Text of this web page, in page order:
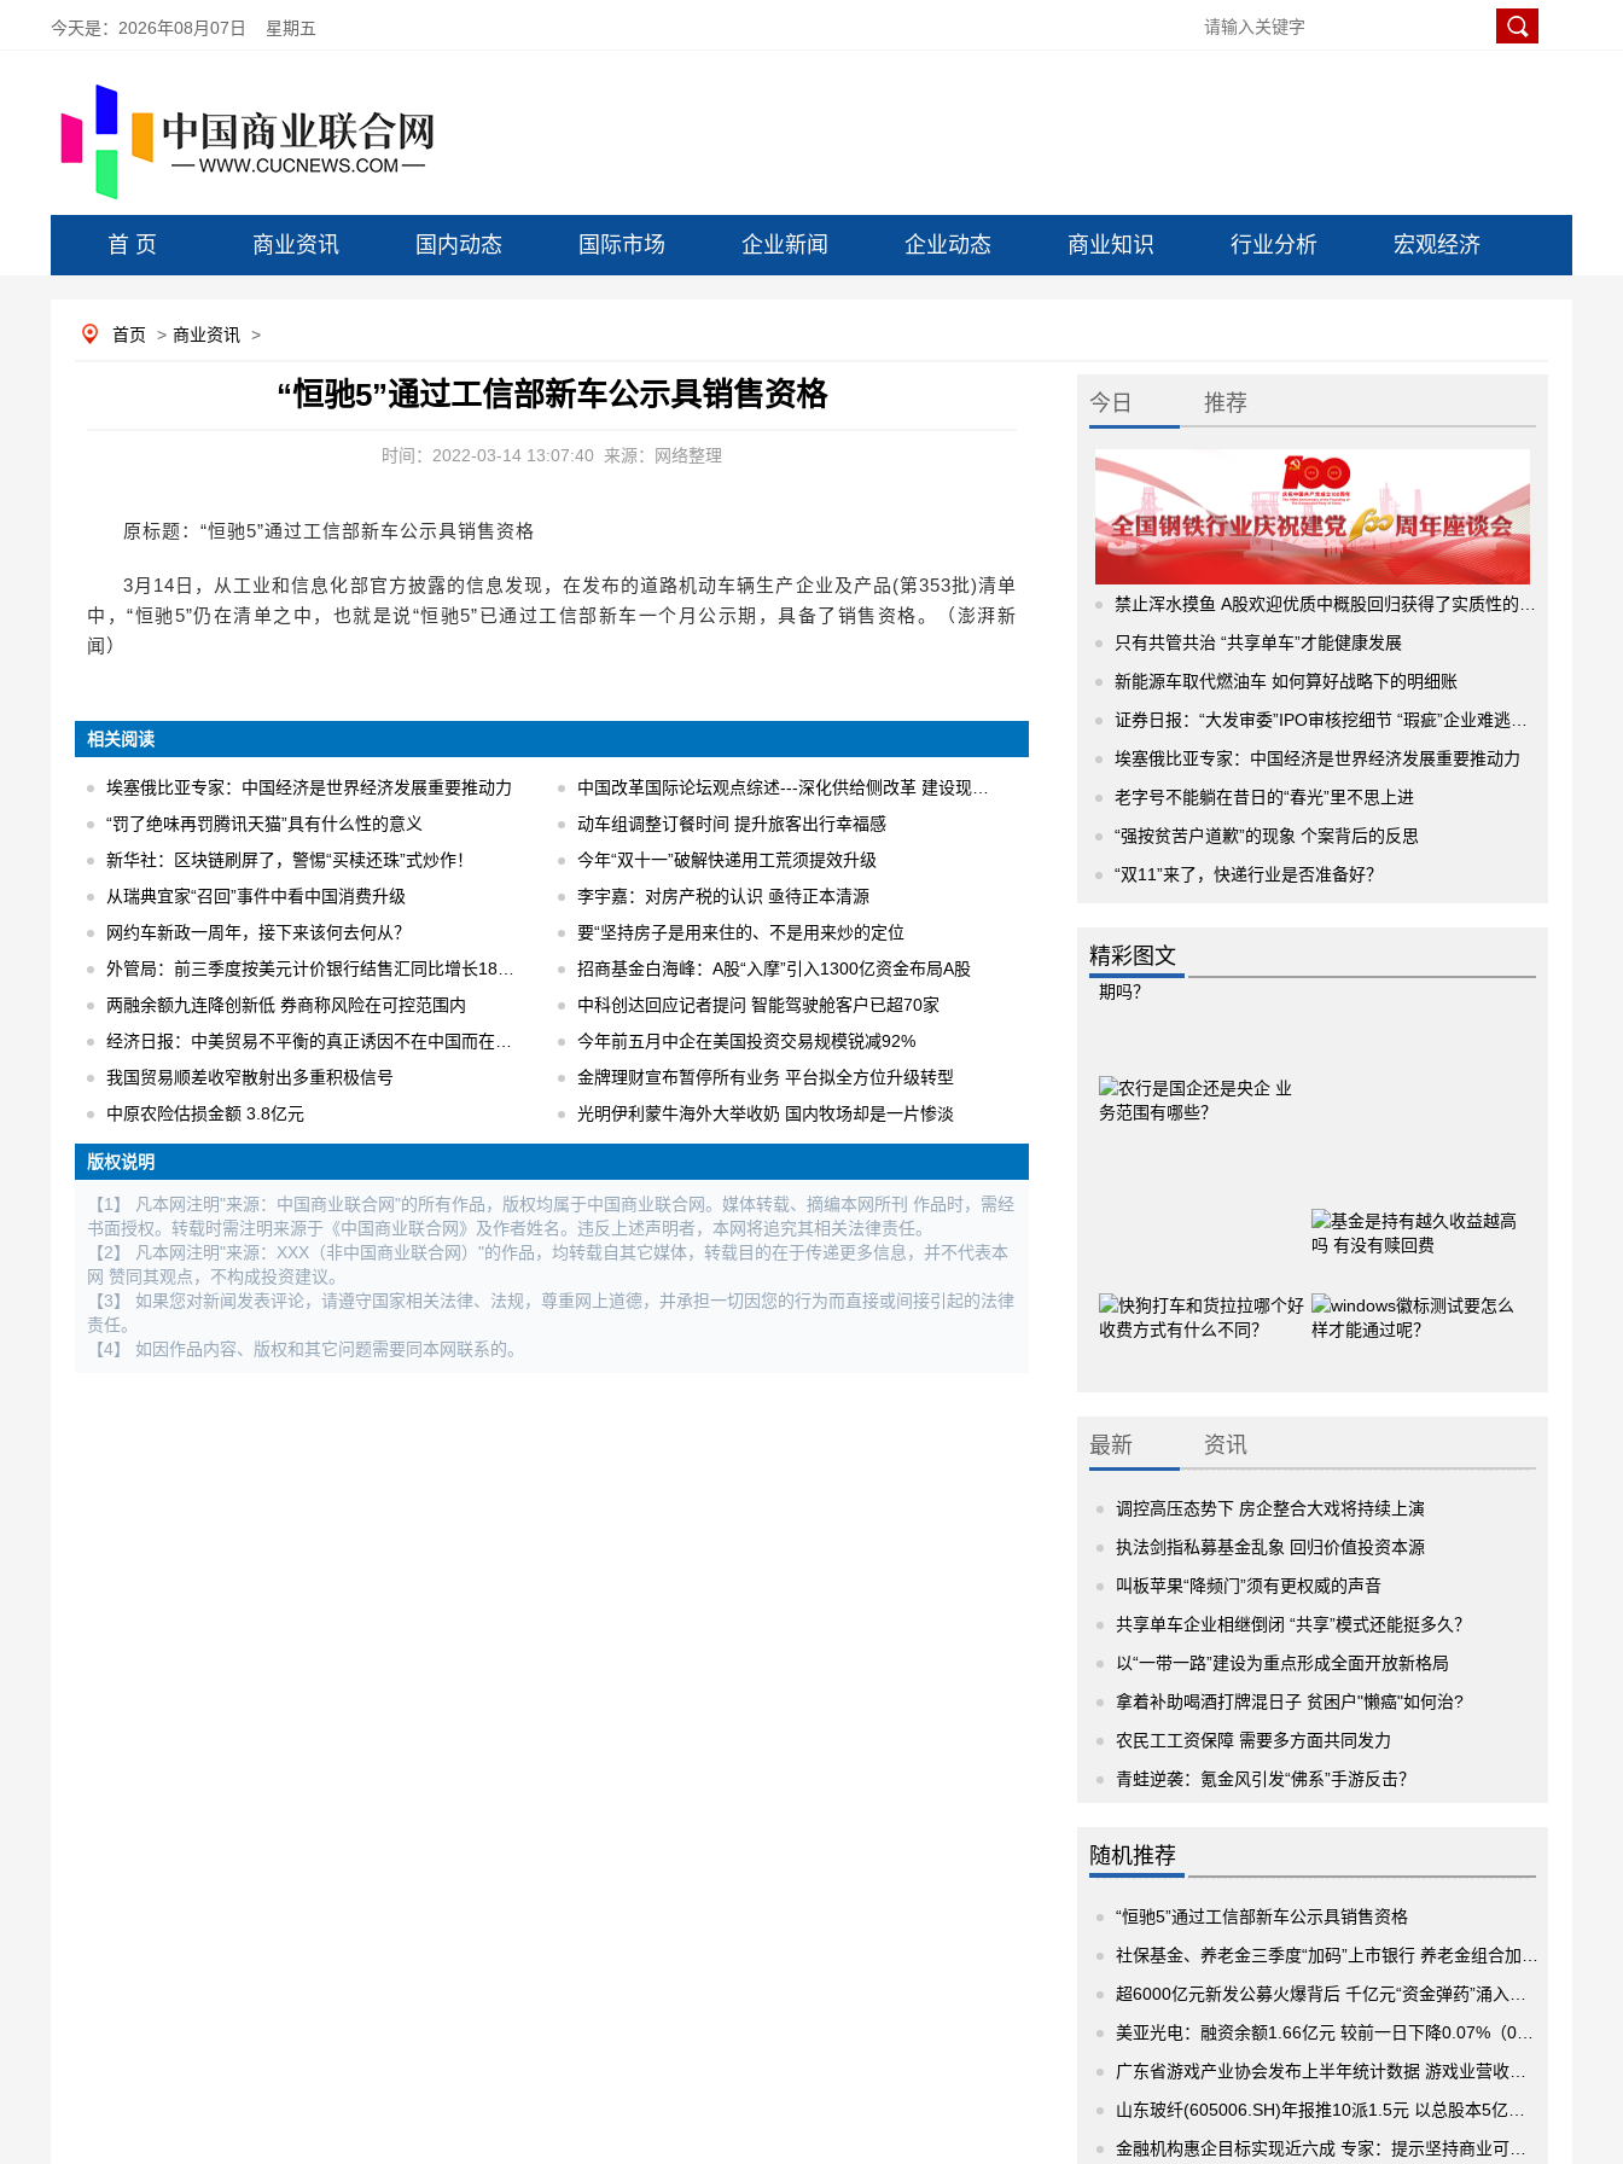
今天是： 2026年08月07日 星期五
首 页 商业资讯 国内动态 国际市场 企业新闻 企业动态 商业知识 行业分析 宏观经济
首页 > 商业资讯 >
“恒驰5”通过工信部新车公示具销售资格
时间：2022-03-14 13:07:40 来源：网络整理
原标题：“恒驰5”通过工信部新车公示具销售资格
3月14日，从工业和信息化部官方披露的信息发现，在发布的道路机动车辆生产企业及产品(第353批)清单
中，“恒驰5”仍在清单之中，也就是说“恒驰5”已通过工信部新车一个月公示期，具备了销售资格。（澎湃新
闻）
相关阅读
埃塞俄比亚专家：中国经济是世界经济发展重要推动力
中国改革国际论坛观点综述---深化供给侧改革 建设现代化经济体系
“罚了绝味再罚腾讯天猫”具有什么性的意义
动车组调整订餐时间 提升旅客出行幸福感
新华社：区块链刷屏了，警惕“买椟还珠”式炒作！
今年“双十一”破解快递用工荒须提效升级
从瑞典宜家“召回”事件中看中国消费升级
李宇嘉：对房产税的认识 亟待正本清源
网约车新政一周年，接下来该何去何从？
要“坚持房子是用来住的、不是用来炒的定位
外管局：前三季度按美元计价银行结售汇同比增长18% 结售汇逆差下降75%
招商基金白海峰：A股“入摩”引入1300亿资金布局A股
两融余额九连降创新低 券商称风险在可控范围内
中科创达回应记者提问 智能驾驶舱客户已超70家
经济日报：中美贸易不平衡的真正诱因不在中国而在美国
今年前五月中企在美国投资交易规模锐减92%
我国贸易顺差收窄散射出多重积极信号
金牌理财宣布暂停所有业务 平台拟全方位升级转型
中原农险估损金额 3.8亿元
光明伊利蒙牛海外大举收奶 国内牧场却是一片惨淡
版权说明
【1】 凡本网注明"来源：中国商业联合网"的所有作品，版权均属于中国商业联合网。媒体转载、摘编本网所刊 作品时，需经
书面授权。转载时需注明来源于《中国商业联合网》及作者姓名。违反上述声明者，本网将追究其相关法律责任。
【2】 凡本网注明"来源：XXX（非中国商业联合网）"的作品，均转载自其它媒体，转载目的在于传递更多信息，并不代表本
网 赞同其观点，不构成投资建议。
【3】 如果您对新闻发表评论，请遵守国家相关法律、法规，尊重网上道德，并承担一切因您的行为而直接或间接引起的法律
责任。
【4】 如因作品内容、版权和其它问题需要同本网联系的。
今日 推荐
禁止浑水摸鱼 A股欢迎优质中概股回归获得了实质性的进展
只有共管共治 “共享单车”才能健康发展
新能源车取代燃油车 如何算好战略下的明细账
证券日报：“大发审委”IPO审核挖细节 “瑕疵”企业难逃法眼
埃塞俄比亚专家：中国经济是世界经济发展重要推动力
老字号不能躺在昔日的“春光”里不思上进
“强按贫苦户道歉”的现象 个案背后的反思
“双11”来了，快递行业是否准备好？
精彩图文
最新 资讯
调控高压态势下 房企整合大戏将持续上演
执法剑指私募基金乱象 回归价值投资本源
叫板苹果“降频门”须有更权威的声音
共享单车企业相继倒闭 “共享”模式还能挺多久？
以“一带一路”建设为重点形成全面开放新格局
拿着补助喝酒打牌混日子 贫困户"懒癌"如何治?
农民工工资保障 需要多方面共同发力
青蛙逆袭：氪金风引发“佛系”手游反击？
随机推荐
“恒驰5”通过工信部新车公示具销售资格
社保基金、养老金三季度“加码”上市银行 养老金组合加速布局
超6000亿元新发公募火爆背后 千亿元“资金弹药”涌入股市
美亚光电：融资余额1.66亿元 较前一日下降0.07%（02-26）
广东省游戏产业协会发布上半年统计数据 游戏业营收净利增长下滑
山东玻纤(605006.SH)年报推10派1.5元 以总股本5亿股为基数
金融机构惠企目标实现近六成 专家：提示坚持商业可持续